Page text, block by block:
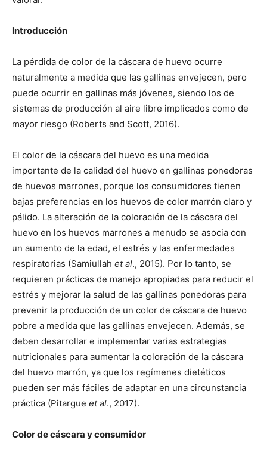
Introducción
La pérdida de color de la cáscara de huevo ocurre
naturalmente a medida que las gallinas envejecen, pero
puede ocurrir en gallinas más jóvenes, siendo los de
sistemas de producción al aire libre implicados como de
mayor riesgo (Roberts and Scott, 2016).
El color de la cáscara del huevo es una medida
importante de la calidad del huevo en gallinas ponedoras
de huevos marrones, porque los consumidores tienen
bajas preferencias en los huevos de color marrón claro y
pálido. La alteración de la coloración de la cáscara del
huevo en los huevos marrones a menudo se asocia con
un aumento de la edad, el estrés y las enfermedades
respiratorias (Samiullah et al., 2015). Por lo tanto, se
requieren prácticas de manejo apropiadas para reducir el
estrés y mejorar la salud de las gallinas ponedoras para
prevenir la producción de un color de cáscara de huevo
pobre a medida que las gallinas envejecen. Además, se
deben desarrollar e implementar varias estrategias
nutricionales para aumentar la coloración de la cáscara
del huevo marrón, ya que los regímenes dietéticos
pueden ser más fáciles de adaptar en una circunstancia
práctica (Pitargue et al., 2017).
Color de cáscara y consumidor